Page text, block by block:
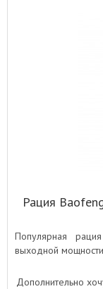
Рация
Популярная
выходной мощности
Дополнительно